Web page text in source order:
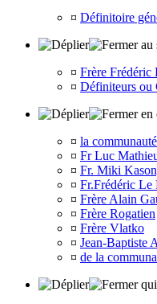
¤ Définitoire
au
¤ Frère Frédéric
¤ Définiteurs ou
en
¤ la communauté
¤ Fr Luc
¤ Fr. Miki
¤ Fr.Frédéric Le
¤ Frère Alain
¤ Frère Rogatien
¤ Frère Vlatko
¤ Jean-Baptiste
¤ de la
qui